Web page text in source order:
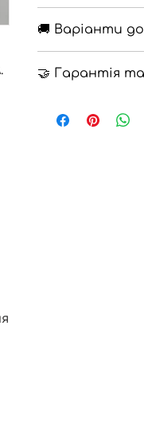
🔹 Повна оплата
🚚 Варіанти
🔹 Самовивіз
🤝 Гарантія
Поверненняна